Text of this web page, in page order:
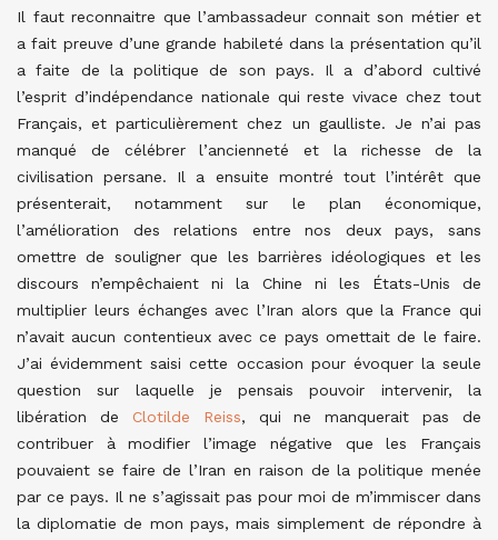
Il faut reconnaitre que l’ambassadeur connait son métier et
a fait preuve d’une grande habileté dans la présentation qu’il
a faite de la politique de son pays. Il a d’abord cultivé
l’esprit d’indépendance nationale qui reste vivace chez tout
Français, et particulièrement chez un gaulliste. Je n’ai pas
manqué de célébrer l’ancienneté et la richesse de la
civilisation persane. Il a ensuite montré tout l’intérêt que
présenterait, notamment sur le plan économique,
l’amélioration des relations entre nos deux pays, sans
omettre de souligner que les barrières idéologiques et les
discours n’empêchaient ni la Chine ni les États-Unis de
multiplier leurs échanges avec l’Iran alors que la France qui
n’avait aucun contentieux avec ce pays omettait de le faire.
J’ai évidemment saisi cette occasion pour évoquer la seule
question sur laquelle je pensais pouvoir intervenir, la
libération de Clotilde Reiss, qui ne manquerait pas de
contribuer à modifier l’image négative que les Français
pouvaient se faire de l’Iran en raison de la politique menée
par ce pays. Il ne s’agissait pas pour moi de m’immiscer dans
la diplomatie de mon pays, mais simplement de répondre à